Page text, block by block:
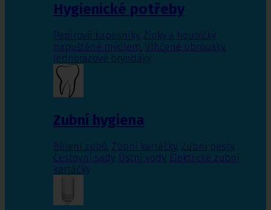
Hygienické potřeby
Papírové kapesníky, Žínky a houbičky
napuštěné mýdlem, Vlhčené ubrousky,
Jednorázové bryndáky
Zubní hygiena
Bělení zubů, Zubní kartáčky, Zubní pasty,
Cestovní sady, Ústní vody, Elektrické zubní
kartáčky